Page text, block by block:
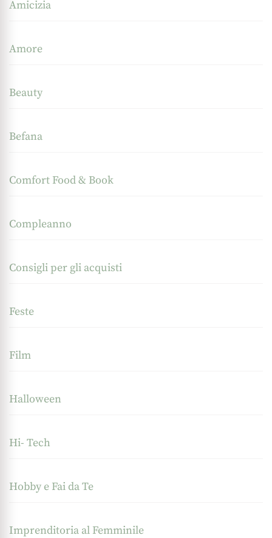
Amicizia
Amore
Beauty
Befana
Comfort Food & Book
Compleanno
Consigli per gli acquisti
Feste
Film
Halloween
Hi- Tech
Hobby e Fai da Te
Imprenditoria al Femminile